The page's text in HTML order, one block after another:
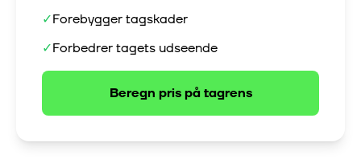
✓Forebygger tagskader
✓Forbedrer tagets udseende
Beregn pris påtagrens